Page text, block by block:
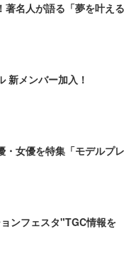
著名人が語る「夢を叶える
新メンバー加入！
・女優を特集「モデルプレ
ンフェスタ"TGC情報を